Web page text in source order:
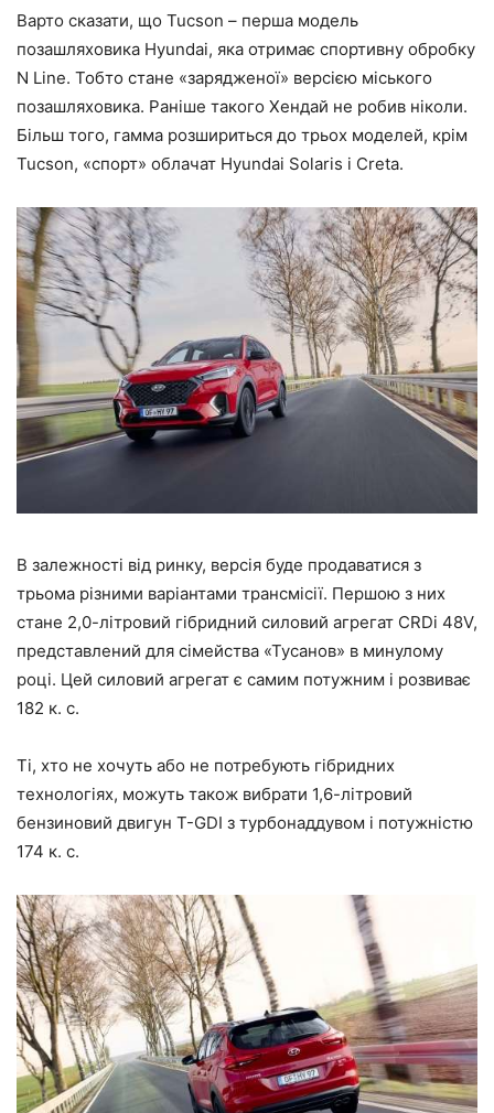
Варто сказати, що Tucson – перша модель
позашляховика Hyundai, яка отримає спортивну обробку
N Line. Тобто стане «зарядженої» версією міського
позашляховика. Раніше такого Хендай не робив ніколи.
Більш того, гамма розшириться до трьох моделей, крім
Tucson, «спорт» облачат Hyundai Solaris і Creta.
В залежності від ринку, версія буде продаватися з
трьома різними варіантами трансмісії. Першою з них
стане 2,0-літровий гібридний силовий агрегат CRDi 48V,
представлений для сімейства «Тусанов» в минулому
році. Цей силовий агрегат є самим потужним і розвиває
182 к. с.
Ті, хто не хочуть або не потребують гібридних
технологіях, можуть також вибрати 1,6-літровий
бензиновий двигун T-GDI з турбонаддувом і потужністю
174 к. с.